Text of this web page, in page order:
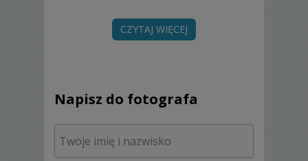
Mieszkam w Lesznie. Jednak nie zamykam
nie stoją na przeszkodzie do wykonania
zdjęć ślubnych, do których wraca się po
wielu latach.
CZYTAJ WIĘCEJ
Napisz do fotografa